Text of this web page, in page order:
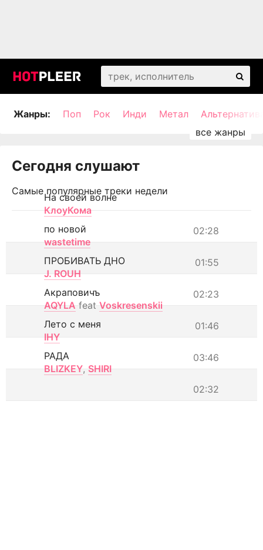
Жанры: Поп Рок Инди Метал
Сегодня слушают
Самые популярные треки недели
На своей волне
КлоуКома
02:28
по новой
wastetime
01:55
ПРОБИВАТЬ ДНО
J. ROUH
02:23
Акраповичъ
AQYLA feat Voskresenskii
01:46
Лето с меня
IHY
03:46
РАДА
BLIZKEY, SHIRI
02:32